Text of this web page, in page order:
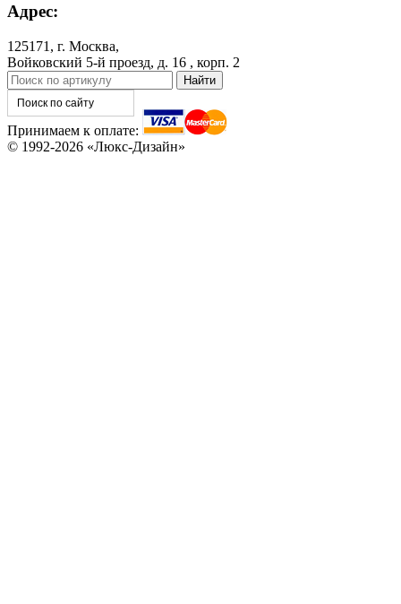
Адрес:
125171, г. Москва,
Войковский 5-й проезд, д. 16 , корп. 2
Принимаем к оплате:
© 1992-2026 «Люкс-Дизайн»